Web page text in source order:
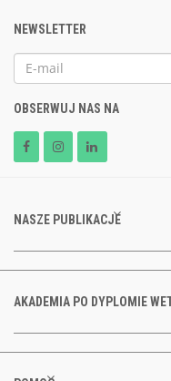
NEWSLETTER
OBSERWUJ NAS NA
NASZE PUBLIKACJE
AKADEMIA PO DYPLOMIE